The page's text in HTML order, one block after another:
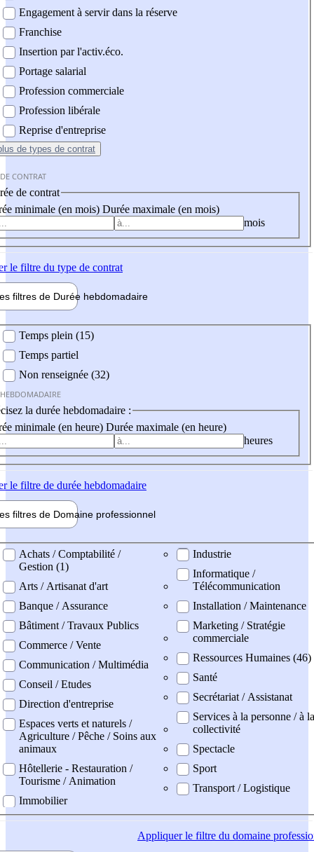
Engagement à servir dans la réserve
Franchise
Insertion par l'activ.éco.
Portage salarial
Profession commerciale
Profession libérale
Reprise d'entreprise
de types de contrat
CONTRAT
de contrat
minimale (en mois) Durée maximale (en mois)
mois
le filtre du type de contrat
filtres de Durée hebdomadaire
Temps plein (15)
Temps partiel
Non renseignée (32)
la durée hebdomadaire :
minimale (en heure) Durée maximale (en heure)
heures
le filtre de durée hebdomadaire
filtres de Domaine professionnel
professionel
Achats / Comptabilité /
Gestion (1)
Arts / Artisanat d'art
Banque / Assurance
Bâtiment / Travaux Publics
Commerce / Vente
Communication / Multimédia
Conseil / Etudes
Direction d'entreprise
Espaces verts et naturels /
Agriculture / Pêche / Soins aux
animaux
Hôtellerie - Restauration /
Tourisme / Animation
Immobilier
Industrie
Informatique /
Télécommunication
Installation / Maintenance
Marketing / Stratégie
commerciale
Ressources Humaines (46)
Santé
Secrétariat / Assistanat
Services à la personne / à la
collectivité
Spectacle
Sport
Transport / Logistique
Appliquerle filtre du domaine